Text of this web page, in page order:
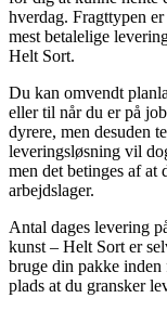
hverdag. Fragttypen
mest betalelige
Helt Sort.
Du kan omvendt
eller til når du er på
dyrere, men desuden
leveringsløsning vil
men det betinges af at
arbejdslager.
Antal dages levering
kunst – Helt Sort er
bruge din pakke inden
plads at du gransker